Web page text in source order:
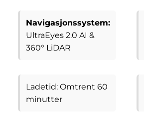
Navigasjonssystem:
UltraEyes 2.0 AI &
360° LiDAR
Ladetid: Omtrent 60
minutter